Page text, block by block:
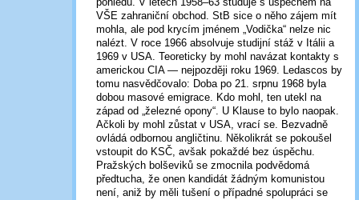
VŠE zahraniční obchod. StB sice o něho zájem mít
mohla, ale pod krycím jménem „Vodička“ nelze nic
nalézt. V roce 1966 absolvuje studijní stáž v Itálii a
1969 v USA. Teoreticky by mohl navázat kontakty s
americkou CIA — nejpozději roku 1969. Ledascos by
tomu nasvědčovalo: Doba po 21. srpnu 1968 byla
dobou masové emigrace. Kdo mohl, ten utekl na
západ od „železné opony“. U Klause to bylo naopak.
Ačkoli by mohl zůstat v USA, vrací se. Bezvadně
ovládá odbornou angličtinu. Několikrát se pokoušel
vstoupit do KSČ, avšak pokaždé bez úspěchu.
Pražských bolševiků se zmocnila podvědomá
předtucha, že onen kandidát žádným komunistou
není, aniž by měli tušení o případné spolupráci se